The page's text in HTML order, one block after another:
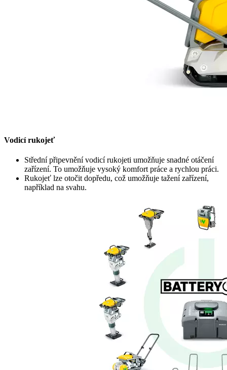
Vodicí rukojeť
Střední připevnění vodicí rukojeti umožňuje snadné otáčení
zařízení. To umožňuje vysoký komfort práce a rychlou práci.
Rukojeť lze otočit dopředu, což umožňuje tažení zařízení,
například na svahu.